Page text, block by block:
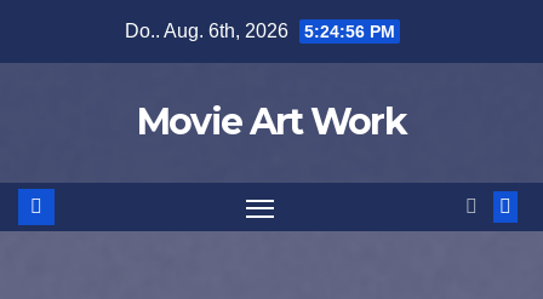
Do.. Aug. 6th, 2026 5:24:56 PM
Movie Art Work